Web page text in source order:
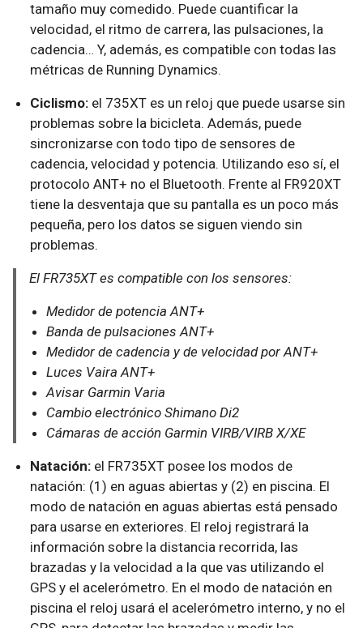
tamaño muy comedido. Puede cuantificar la
velocidad, el ritmo de carrera, las pulsaciones, la
cadencia… Y, además, es compatible con todas las
métricas de Running Dynamics.
Ciclismo: el 735XT es un reloj que puede usarse sin
problemas sobre la bicicleta. Además, puede
sincronizarse con todo tipo de sensores de
cadencia, velocidad y potencia. Utilizando eso sí, el
protocolo ANT+ no el Bluetooth. Frente al FR920XT
tiene la desventaja que su pantalla es un poco más
pequeña, pero los datos se siguen viendo sin
problemas.
El FR735XT es compatible con los sensores:
Medidor de potencia ANT+
Banda de pulsaciones ANT+
Medidor de cadencia y de velocidad por ANT+
Luces Vaira ANT+
Avisar Garmin Varia
Cambio electrónico Shimano Di2
Cámaras de acción Garmin VIRB/VIRB X/XE
Natación: el FR735XT posee los modos de
natación: (1) en aguas abiertas y (2) en piscina. El
modo de natación en aguas abiertas está pensado
para usarse en exteriores. El reloj registrará la
información sobre la distancia recorrida, las
brazadas y la velocidad a la que vas utilizando el
GPS y el acelerómetro. En el modo de natación en
piscina el reloj usará el acelerómetro interno, y no el